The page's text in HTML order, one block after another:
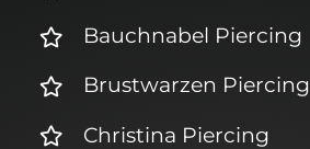
Bauchnabel Piercing
Brustwarzen Piercing
Christina Piercing